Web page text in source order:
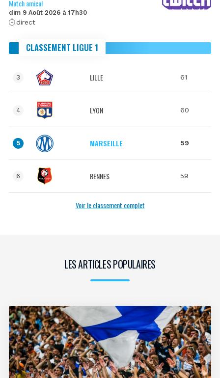
Match amical
dim 9 Août 2026 à 17h30
direct
CLASSEMENT LIGUE 1
3 LILLE 61
4 LYON 60
5 MARSEILLE 59
6 RENNES 59
Voir le classement complet
LES ARTICLES POPULAIRES